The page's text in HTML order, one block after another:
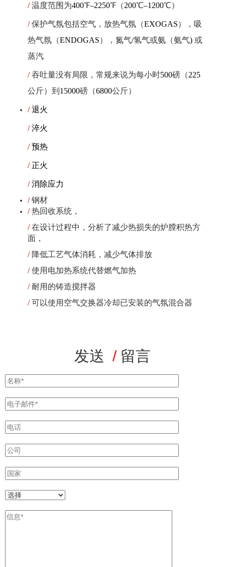
/温度范围为400℉–2250℉ （200℃–1200℃）
/保护气氛包括空气，放热气氛（EXOGAS），吸
热气氛（ENDOGAS），氮气/氢气或氨（氨气) 或
蒸汽
/吞吐量没有局限，常规来说为每小时500磅（225
公斤）到 15000磅（6800公斤）
/ 退火
/ 淬火
/ 预热
/ 正火
/ 消除应力
/钢材
/ 热回收系统，
/ 在设计过程中，分析了减少热损失的炉膛积热方
面，
/ 降低工艺气体消耗，减少气体排放
/ 使用电加热系统代替燃气加热
/ 耐用的铸造搅拌器
/ 可以使用空气交换器冷却已安装的气氛混合器
发送 / 留言